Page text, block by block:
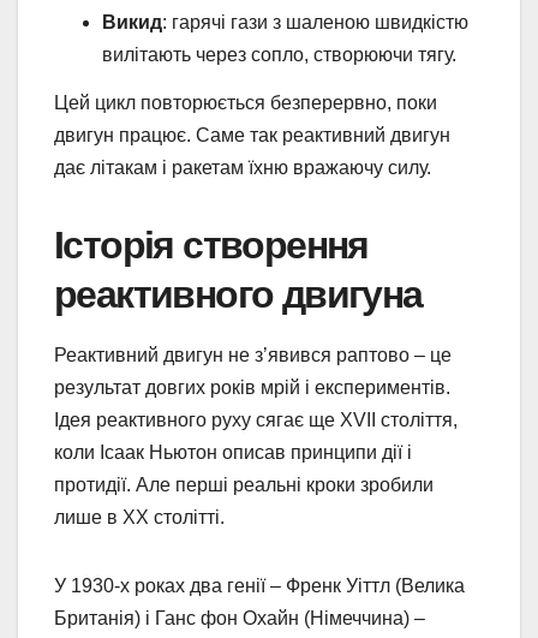
Викид: гарячі гази з шаленою швидкістю
вилітають через сопло, створюючи тягу.
Цей цикл повторюється безперервно, поки
двигун працює. Саме так реактивний двигун
дає літакам і ракетам їхню вражаючу силу.
Історія створення
реактивного двигуна
Реактивний двигун не з’явився раптово – це
результат довгих років мрій і експериментів.
Ідея реактивного руху сягає ще XVII століття,
коли Ісаак Ньютон описав принципи дії і
протидії. Але перші реальні кроки зробили
лише в XX столітті.
У 1930-х роках два генії – Френк Уіттл (Велика
Британія) і Ганс фон Охайн (Німеччина) –